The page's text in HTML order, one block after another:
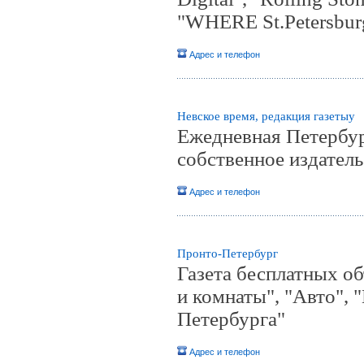
"WHERE
Адрес и телефон
Невское время, редакция газетыy
Ежедневная
собственное
Адрес и телефон
Пронто-Петербург
Газета бесплатных
и комнаты", "Авто",
Петербурга"
Адрес и телефон